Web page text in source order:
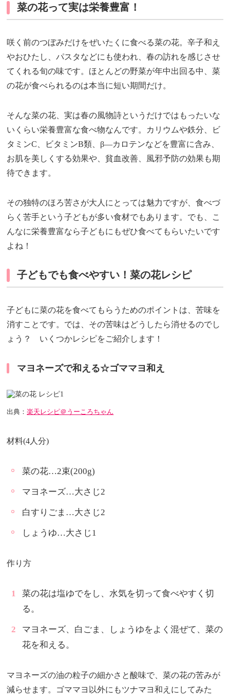
菜の花って実は栄養豊富！
咲く前のつぼみだけをぜいたくに食べる菜の花。辛子和え
やおひたし、パスタなどにも使われ、春の訪れを感じさせ
てくれる旬の味です。ほとんどの野菜が年中出回る中、菜
の花が食べられるのは本当に短い期間だけ。
そんな菜の花、実は春の風物詩というだけではもったいな
いくらい栄養豊富な食べ物なんです。カリウムや鉄分、ビ
タミンC、ビタミンB類、β―カロテンなどを豊富に含み、
お肌を美しくする効果や、貧血改善、風邪予防の効果も期
待できます。
その独特のほろ苦さが大人にとっては魅力ですが、食べづ
らく苦手という子どもが多い食材でもあります。でも、こ
んなに栄養豊富なら子どもにもぜひ食べてもらいたいです
よね！
子どもでも食べやすい！菜の花レシピ
子どもに菜の花を食べてもらうためのポイントは、苦味を
消すことです。では、その苦味はどうしたら消せるのでし
ょう？ いくつかレシピをご紹介します！
マヨネーズで和える☆ゴママヨ和え
出典：楽天レシピ＠うーころちゃん
材料(4人分)
菜の花…2束(200g)
マヨネーズ…大さじ2
白すりごま…大さじ2
しょうゆ…大さじ1
作り方
菜の花は塩ゆでをし、水気を切って食べやすく切
る。
マヨネーズ、白ごま、しょうゆをよく混ぜて、菜の
花を和える。
マヨネーズの油の粒子の細かさと酸味で、菜の花の苦みが
減らせます。ゴママヨ以外にもツナマヨ和えにしてみた